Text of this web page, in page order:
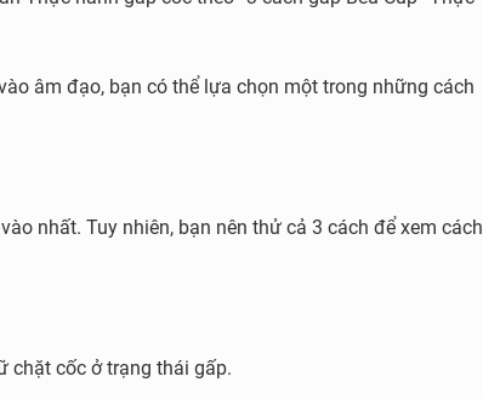
âm đạo, bạn có thể lựa chọn một trong những cách
nhất. Tuy nhiên, bạn nên thử cả 3 cách để xem cách
chặt cốc ở trạng thái gấp.